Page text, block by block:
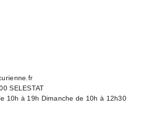
SELESTAT
10h à 19h Dimanche de 10h à 12h30